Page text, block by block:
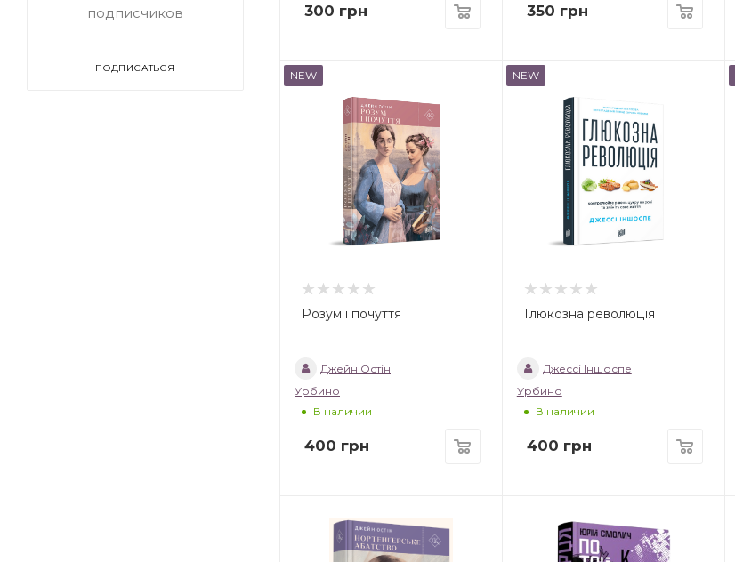
300 грн 350 грн
NEW
Розум і почуття
Джейн Остін
Урбино
В наличии
400 грн
NEW
Глюкозна революція
Джессі Іншоспе
Урбино
В наличии
400 грн
подписчиков
ПОДПИСАТЬСЯ